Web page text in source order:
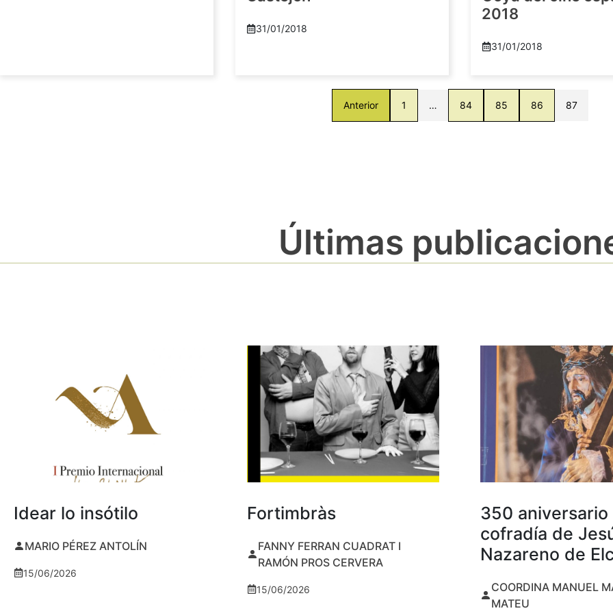
31/01/2018
2018
31/01/2018
Anterior 1 … 84 85 86 87
Últimas
Idear lo insótilo
MARIO PÉREZ ANTOLÍN
15/06/2026
Fortimbràs
FANNY FERRAN CUADRAT I
RAMÓN PROS CERVERA
15/06/2026
350 aniversario
cofradía de
Nazareno de
COORDINA MANUEL
MATEU